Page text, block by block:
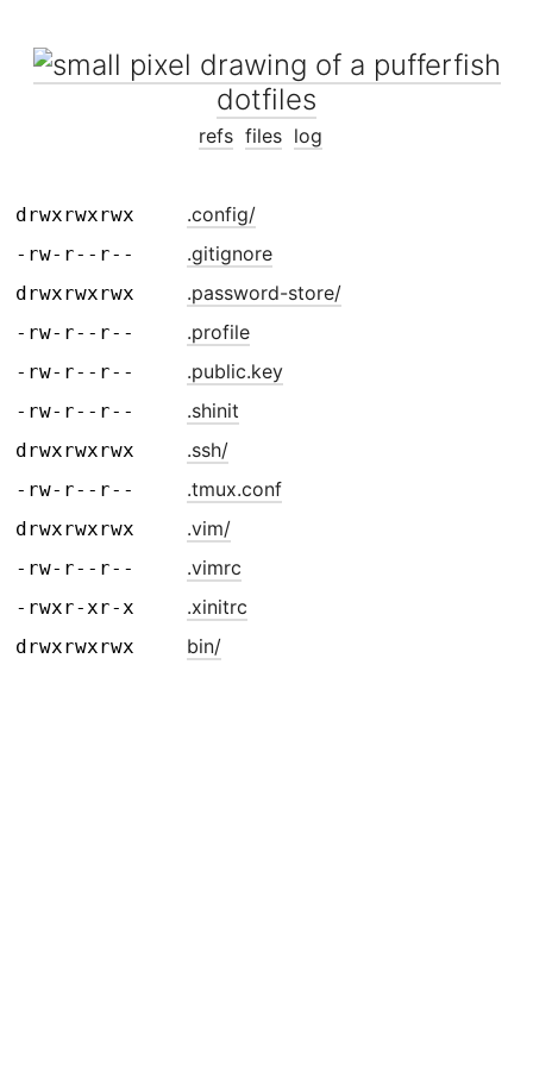
dotfiles
refs files log
drwxrwxrwx .config/
-rw-r--r-- .gitignore
drwxrwxrwx .password-store/
-rw-r--r-- .profile
-rw-r--r-- .public.key
-rw-r--r-- .shinit
drwxrwxrwx .ssh/
-rw-r--r-- .tmux.conf
drwxrwxrwx .vim/
-rw-r--r-- .vimrc
-rwxr-xr-x .xinitrc
drwxrwxrwx bin/